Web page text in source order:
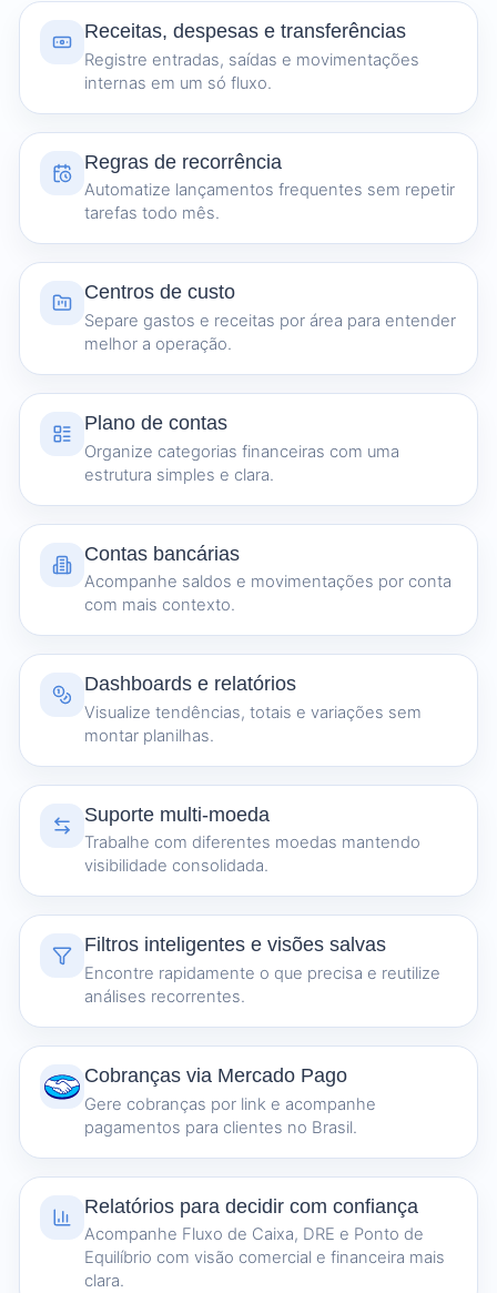
Receitas, despesas e transferências
Registre entradas, saídas e movimentações
internas em um só fluxo.
Regras de recorrência
Automatize lançamentos frequentes sem repetir
tarefas todo mês.
Centros de custo
Separe gastos e receitas por área para entender
melhor a operação.
Plano de contas
Organize categorias financeiras com uma
estrutura simples e clara.
Contas bancárias
Acompanhe saldos e movimentações por conta
com mais contexto.
Dashboards e relatórios
Visualize tendências, totais e variações sem
montar planilhas.
Suporte multi-moeda
Trabalhe com diferentes moedas mantendo
visibilidade consolidada.
Filtros inteligentes e visões salvas
Encontre rapidamente o que precisa e reutilize
análises recorrentes.
Cobranças via Mercado Pago
Gere cobranças por link e acompanhe
pagamentos para clientes no Brasil.
Relatórios para decidir com confiança
Acompanhe Fluxo de Caixa, DRE e Ponto de
Equilíbrio com visão comercial e financeira mais
clara.